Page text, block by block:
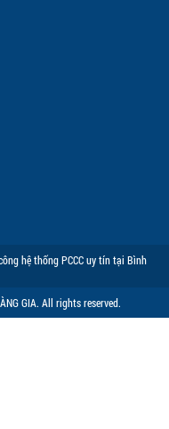
hệ thống PCCC uy tín tại Bình
GIA. All rights reserved.